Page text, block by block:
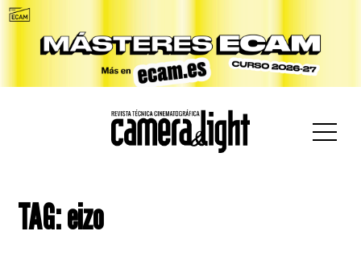
TAG: eizo